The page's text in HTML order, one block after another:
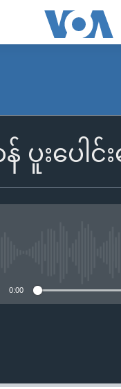
ပူးပေါ
0:00